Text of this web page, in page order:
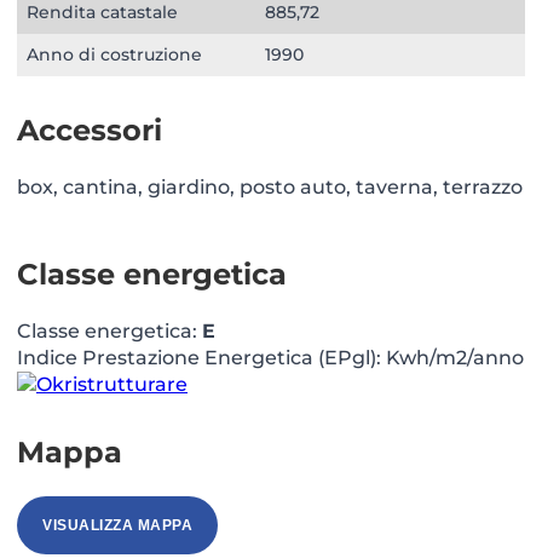
Rendita catastale
885,72
Anno di costruzione
1990
Accessori
box, cantina, giardino, posto auto, taverna, terrazzo
Classe energetica
Classe energetica: E
Indice Prestazione Energetica (EPgl): Kwh/m2/anno
Mappa
VISUALIZZA MAPPA